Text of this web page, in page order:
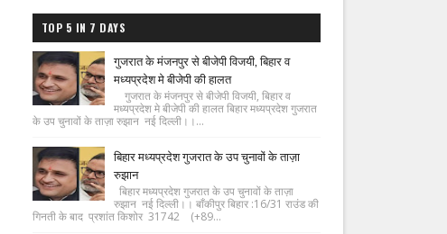
TOP 5 IN 7 DAYS
गुजरात के मंजनपुर से बीजेपी विजयी, बिहार व
मध्यप्रदेश मे बीजेपी की हालत
गुजरात के मंजनपुर से बीजेपी विजयी, बिहार व
मध्यप्रदेश मे बीजेपी की हालत बिहार मध्यप्रदेश गुजरात
के उप चुनावों के ताज़ा रुझान नई दिल्ली।।...
बिहार मध्यप्रदेश गुजरात के उप चुनावों के ताज़ा
रुझान
बिहार मध्यप्रदेश गुजरात के उप चुनावों के ताज़ा
रुझान नई दिल्ली।। बाँकीपुर बिहार :16/31 राउंड की
गिनती के बाद प्रशांत किशोर 31742 (+89...